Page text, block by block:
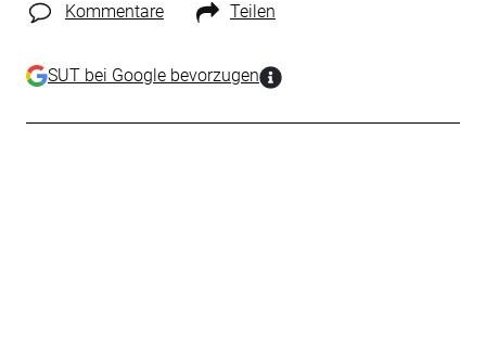
Kommentare Teilen
SUT bei Google bevorzugen